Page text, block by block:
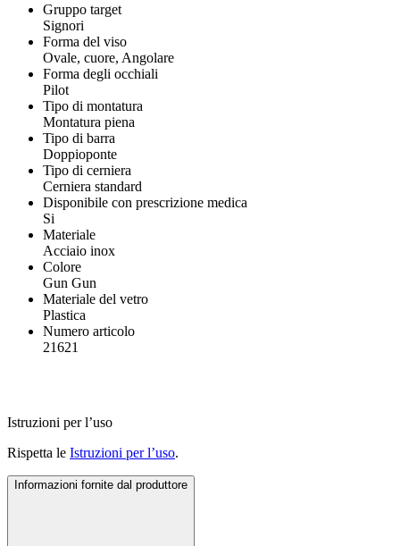
Gruppo target
Signori
Forma del viso
Ovale, cuore, Angolare
Forma degli occhiali
Pilot
Tipo di montatura
Montatura piena
Tipo di barra
Doppioponte
Tipo di cerniera
Cerniera standard
Disponibile con prescrizione medica
Si
Materiale
Acciaio inox
Colore
Gun Gun
Materiale del vetro
Plastica
Numero articolo
21621
Istruzioni per l’uso
Rispetta le Istruzioni per l’uso.
Informazioni fornite dal produttore